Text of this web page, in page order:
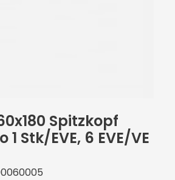
Spitzkopf
1 Stk/EVE, 6 EVE/VE